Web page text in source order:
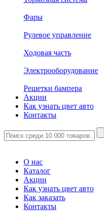
Фары
Рулевое управление
Ходовая часть
Электрооборудование
Решетки бампера
Акции
Как узнать цвет авто
Контакты
О нас
Каталог
Акции
Как узнать цвет авто
Как заказать
Контакты